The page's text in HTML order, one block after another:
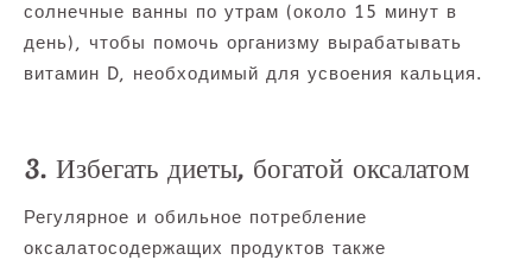
солнечные ванны по утрам (около 15 минут в
день), чтобы помочь организму вырабатывать
витамин D, необходимый для усвоения кальция.
3. Избегать диеты, богатой оксалатом
Регулярное и обильное потребление
оксалатосодержащих продуктов также